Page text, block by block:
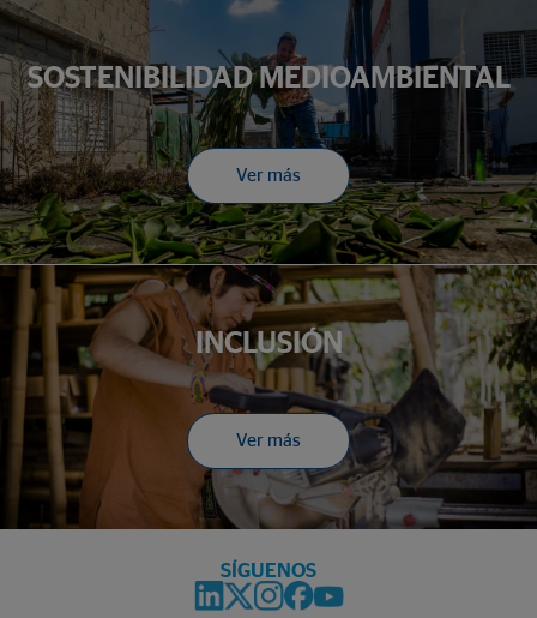
SOSTENIBILIDAD MEDIOAMBIENTAL
Ver más
INCLUSIÓN
Ver más
SÍGUENOS